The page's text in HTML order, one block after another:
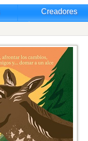
Creadores